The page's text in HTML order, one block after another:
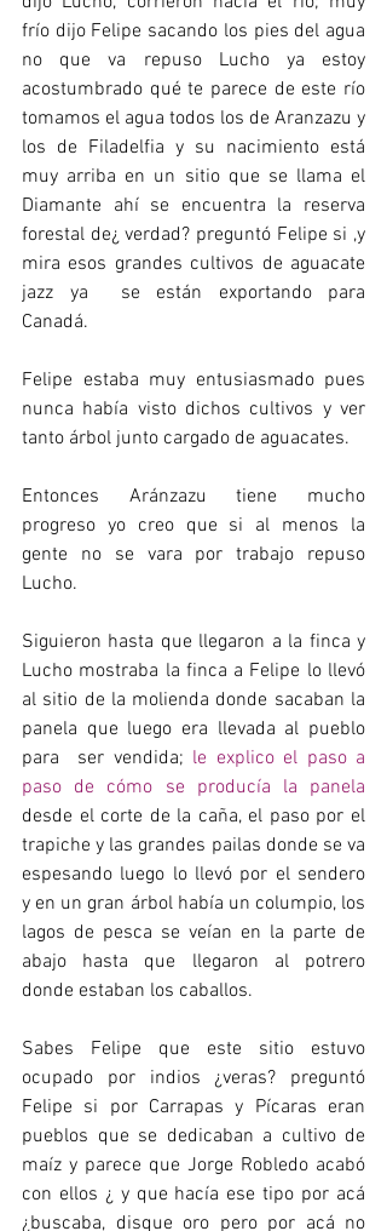
frío dijo Felipe sacando los pies del agua
no que va repuso Lucho ya estoy
acostumbrado qué te parece de este río
tomamos el agua todos los de Aranzazu y
los de Filadelfia y su nacimiento está
muy arriba en un sitio que se llama el
Diamante ahí se encuentra la reserva
forestal de¿ verdad? preguntó Felipe si ,y
mira esos grandes cultivos de aguacate
jazz ya  se están exportando para
Canadá.
Felipe estaba muy entusiasmado pues
nunca había visto dichos cultivos y ver
tanto árbol junto cargado de aguacates.
Entonces Aránzazu tiene mucho
progreso yo creo que si al menos la
gente no se vara por trabajo repuso
Lucho.
Siguieron hasta que llegaron a la finca y
Lucho mostraba la finca a Felipe lo llevó
al sitio de la molienda donde sacaban la
panela que luego era llevada al pueblo
para  ser vendida; le explico el paso a
desde el corte de la caña, el paso por el
trapiche y las grandes pailas donde se va
espesando luego lo llevó por el sendero
y en un gran árbol había un columpio, los
lagos de pesca se veían en la parte de
abajo hasta que llegaron al potrero
donde estaban los caballos.
Sabes Felipe que este sitio estuvo
ocupado por indios ¿veras? preguntó
Felipe si por Carrapas y Pícaras eran
pueblos que se dedicaban a cultivo de
maíz y parece que Jorge Robledo acabó
con ellos ¿ y que hacía ese tipo por acá
¿buscaba, disque oro pero por acá no